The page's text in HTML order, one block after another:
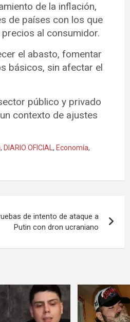
de la inflación,
de países con los que
al consumidor.
el abasto, fomentar
básicos, sin afectar el
público y privado
contexto de ajustes
, DIARIO OFICIAL, Economía,
de intento de ataque a
Putin con dron ucraniano